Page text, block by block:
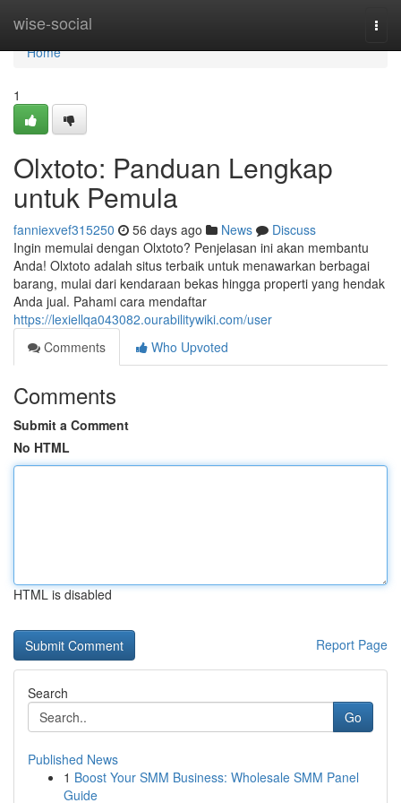
wise-social
Home
Home
1
Olxtoto: Panduan Lengkap
untuk Pemula
fanniexvef315250 56 days ago News
Discuss
Ingin memulai dengan Olxtoto? Penjelasan ini akan membantu
Anda! Olxtoto adalah situs terbaik untuk menawarkan berbagai
barang, mulai dari kendaraan bekas hingga properti yang hendak
Anda jual. Pahami cara mendaftar
https://lexiellqa043082.ourabilitywiki.com/user
Comments
Who Upvoted
Comments
Submit a Comment
No HTML
HTML is disabled
Report Page
Search
Go
Published News
1 Boost Your SMM Business: Wholesale SMM Panel
Guide